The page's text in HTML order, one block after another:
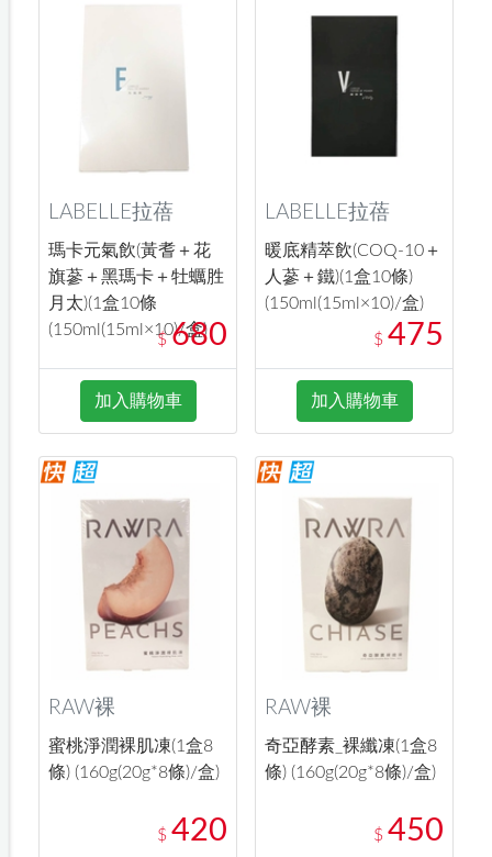
LABELLE拉蓓
瑪卡元氣飲(黃耆＋花
旗蔘＋黑瑪卡＋牡蠣胜
月太)(1盒10條
(150ml(15ml×10)/盒)
$ 680
加入購物車
LABELLE拉蓓
暖底精萃飲(COQ-10＋
人蔘＋鐵)(1盒10條)
(150ml(15ml×10)/盒)
$ 475
加入購物車
RAW裸
蜜桃淨潤裸肌凍(1盒8
條) (160g(20g*8條)/盒)
$ 420
RAW裸
奇亞酵素_裸纖凍(1盒8
條) (160g(20g*8條)/盒)
$ 450